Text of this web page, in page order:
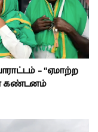
– “ஏமாற்ற
கண்டனம்